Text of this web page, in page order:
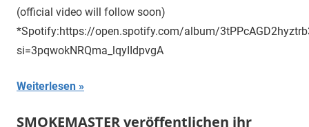
(official video will follow soon)
*Spotify:https://open.spotify.com/album/
si=3pqwokNRQma_lqyIIdpvgA
Weiterlesen
SMOKEMASTER veröffentlichen ihr